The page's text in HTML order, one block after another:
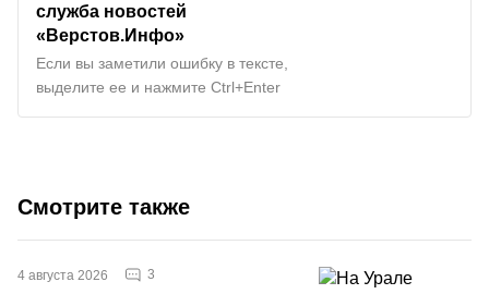
служба новостей
«Верстов.Инфо»
Если вы заметили ошибку в тексте,
выделите ее и нажмите Ctrl+Enter
Смотрите также
4 августа 2026 3